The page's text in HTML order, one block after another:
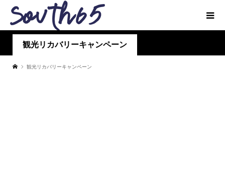
観光リカバリーキャンペーン
観光リカバリーキャンペーン